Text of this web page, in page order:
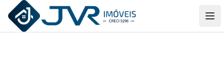
JVR Imóveis